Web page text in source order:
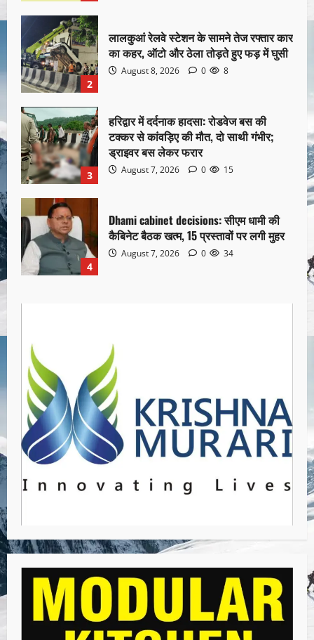
2
लालकुआं रेलवे स्टेशन के सामने तेज रफ्तार कार
का कहर, ऑटो और ठेला तोड़ते हुए फड़ में घुसी
August 8, 2026 0 8
3
हरिद्वार में दर्दनाक हादसा: रोडवेज बस की
टक्कर से कांवड़िए की मौत, दो साथी गंभीर;
ड्राइवर बस लेकर फरार
August 7, 2026 0 15
4
Dhami cabinet decisions: सीएम धामी की
कैबिनेट बैठक खत्म, 15 प्रस्तावों पर लगी मुहर
August 7, 2026 0 34